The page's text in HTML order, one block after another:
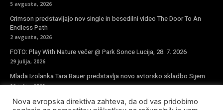
5 avgusta, 2026
Crimson predstavljajo nov single in besedilni video The Door To An
Endless Path
2 avgusta, 2026
FOTO: Play With Nature večer @ Park Sonce Lucija, 28. 7. 2026
29 julija, 2026
Mlada Izolanka Tara Bauer predstavlja novo avtorsko skladbo Sijem
16 julija, 2026
Nova evropska direktiva zahteva, da od vas pridobimo